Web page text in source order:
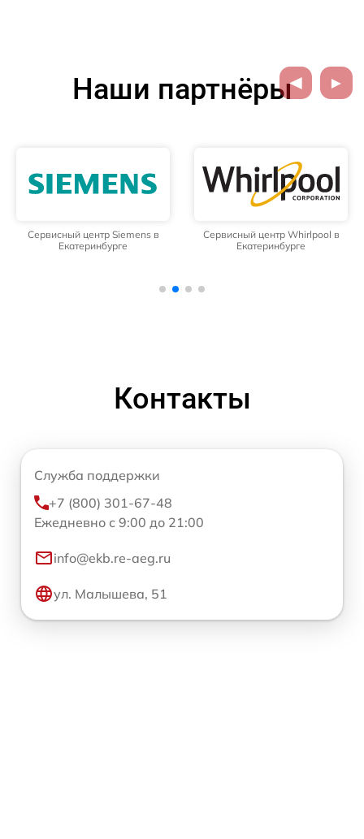
Наши партнёры
Сервисный центр Siemens в
Екатеринбурге
Сервисный центр Whirlpool в
Екатеринбурге
Контакты
Служба поддержки
+7 (800) 301-67-48
Ежедневно с 9:00 до 21:00
info@ekb.re-aeg.ru
ул. Малышева, 51